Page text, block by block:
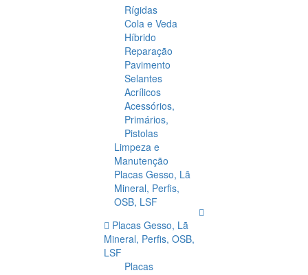
Rígidas
Cola e Veda
Híbrido
Reparação
Pavimento
Selantes
Acrílicos
Acessórios,
Primários,
Pistolas
Limpeza e
Manutenção
Placas Gesso, Lã
Mineral, Perfis,
OSB, LSF
Placas Gesso, Lã
Mineral, Perfis, OSB,
LSF
Placas